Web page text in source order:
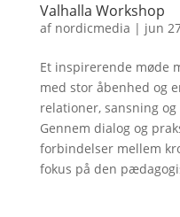
Valhalla Workshop
af nordicmedia | jun
Et inspirerende møde
med stor åbenhed og
relationer, sansning
Gennem dialog og
forbindelser mellem
fokus på den